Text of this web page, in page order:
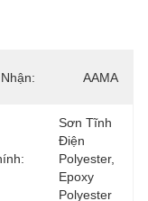
AAMA
Sơn Tĩnh
Điện
Polyester,
Epoxy
Polyester